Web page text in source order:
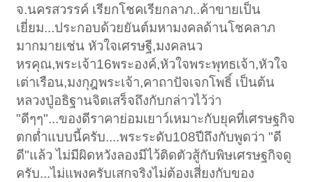
จ.นครสวรรค์ เรียกโชคเรียกลาภ..ค้าขายเป็น
เยี่ยม...ประกอบด้วยยันต์มหามงคลด้านโชคลาภ
มากมายเช่น หัวใจเศรษฐี,มงคลนว
หรคุณ,พระเจ้า16พระองค์,หัวใจพระพุทธเจ้า,หัวใจ
เต่าเรือน,มงกุฎพระเจ้า,คาถาปัจเจกโพธิ์ เป็นต้น
หลวงปู่อธิฐานจิตเสร็จถึงกับกล่าวไว้ว่า
"ดีๆๆ"...ของดีราคาย่อมเยาว์เหมาะกับยุคที่เศรษฐกิจ
ตกต่ำแบบนี้ครับ....พระระดับ108ปีถึงกับพูดว่า "ดี
ดี"แล้ว ไม่มีผิดหวังลองมีไว้ติดตัวสู้กับพิษเศรษฐกิจดู
ครับ...ไม่แพงครับเสกจริงไม่ต้องเสี่ยงกับของ